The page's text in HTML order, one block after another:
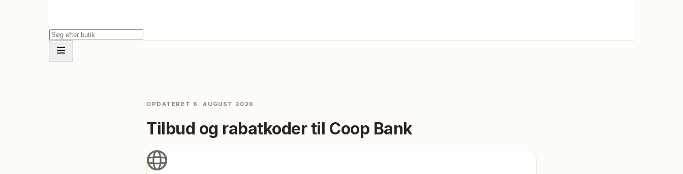
OPDATERET 6. AUGUST 2026
Tilbud og rabatkoder til Coop Bank